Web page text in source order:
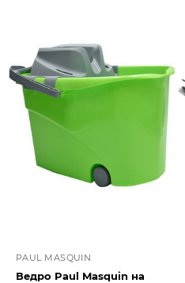
PAUL MASQUIN
Ведро Paul Masquin на